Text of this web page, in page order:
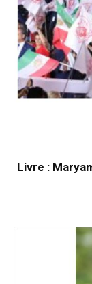
Livre :